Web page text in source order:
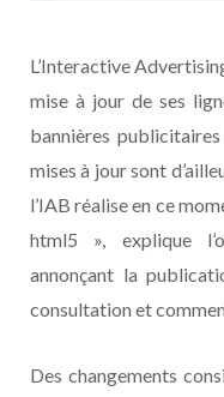
L’Interactive
mise à jour de ses
bannières
mises à jour sont
l’IAB réalise en ce
html5 », explique
annonçant la
consultation et
Des changements